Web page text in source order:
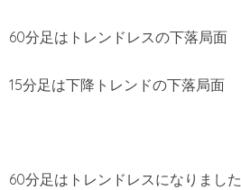
60分足はトレンドレスの下落局面
15分足は下降トレンドの下落局面
60分足はトレンドレスになりました